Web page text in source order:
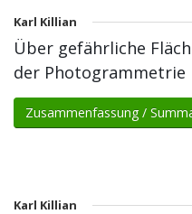
Karl Killian
Über gefährliche
der Photogrammetrie
Zusammenfassung /
Karl Killian